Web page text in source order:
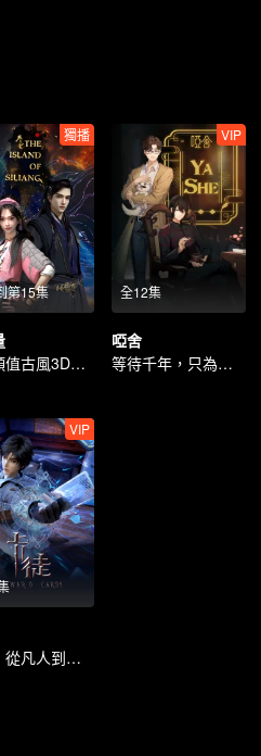
第15集
獨播
超高顏值古風3D動畫
全12集
VIP
啞舍
等待千年，只為再次相遇
VIP
制卡，從凡人到英雄